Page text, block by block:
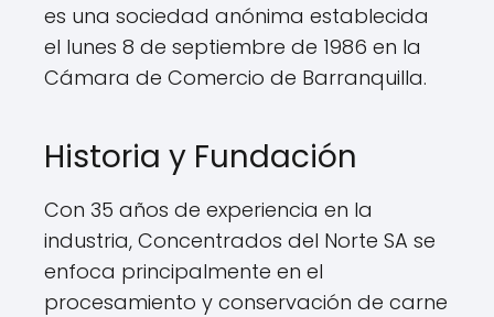
es una sociedad anónima establecida
el lunes 8 de septiembre de 1986 en la
Cámara de Comercio de Barranquilla.
Historia y Fundación
Con 35 años de experiencia en la
industria, Concentrados del Norte SA se
enfoca principalmente en el
procesamiento y conservación de carne